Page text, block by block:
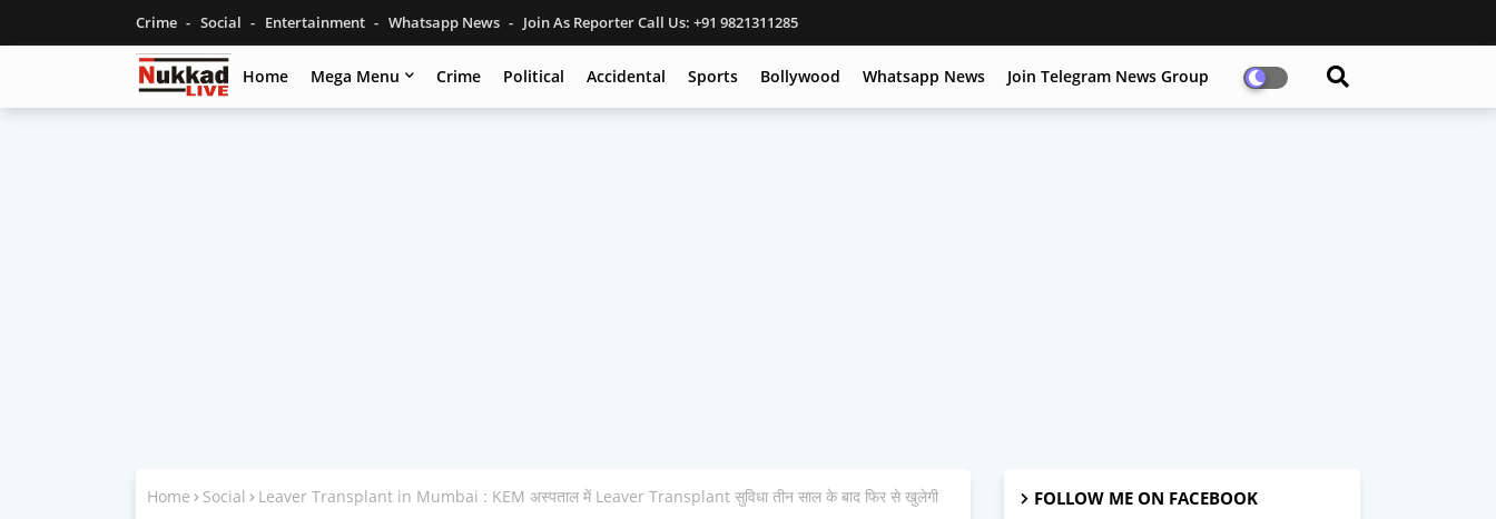
Crime Social Entertainment Whatsapp News Join As Reporter Call Us: +91 9821311285
Home Mega Menu Crime Political Accidental Sports Bollywood Whatsapp News Join Telegram News Group
Home Social Leaver Transplant in Mumbai : KEM अस्पताल में Leaver Transplant सुविधा तीन साल के बाद फिर से खुलेगी FOLLOW ME ON FACEBOOK